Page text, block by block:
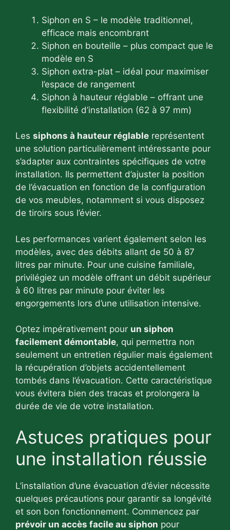
Siphon en S – le modèle traditionnel,
efficace mais encombrant
Siphon en bouteille – plus compact que le
modèle en S
Siphon extra-plat – idéal pour maximiser
l’espace de rangement
Siphon à hauteur réglable – offrant une
flexibilité d’installation (62 à 97 mm)
Les siphons à hauteur réglable représentent
une solution particulièrement intéressante pour
s’adapter aux contraintes spécifiques de votre
installation. Ils permettent d’ajuster la position
de l’évacuation en fonction de la configuration
de vos meubles, notamment si vous disposez
de tiroirs sous l’évier.
Les performances varient également selon les
modèles, avec des débits allant de 50 à 87
litres par minute. Pour une cuisine familiale,
privilégiez un modèle offrant un débit supérieur
à 60 litres par minute pour éviter les
engorgements lors d’une utilisation intensive.
Optez impérativement pour un siphon
facilement démontable, qui permettra non
seulement un entretien régulier mais également
la récupération d’objets accidentellement
tombés dans l’évacuation. Cette caractéristique
vous évitera bien des tracas et prolongera la
durée de vie de votre installation.
Astuces pratiques pour
une installation réussie
L’installation d’une évacuation d’évier nécessite
quelques précautions pour garantir sa longévité
et son bon fonctionnement. Commencez par
prévoir un accès facile au siphon pour